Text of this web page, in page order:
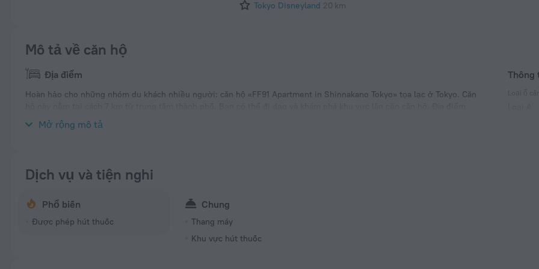
Tokyo Disneyland 20 km
Mô tả về căn hộ
Địa điểm
Hoàn hảo cho những nhóm du khách nhiều người: căn hộ «FF91 Apartment in Shinnakano Tokyo» tọa lạc ở Tokyo. Căn
gần khách sạn: Shin-nakano, Shinjuku Central Park và The Tokyo Metropolitan Government.
Mở rộng mô tả
Thông
Dịch vụ và tiện nghi
Phổ biến
Được phép hút thuốc
Chung
Thang máy
Khu vực hút thuốc